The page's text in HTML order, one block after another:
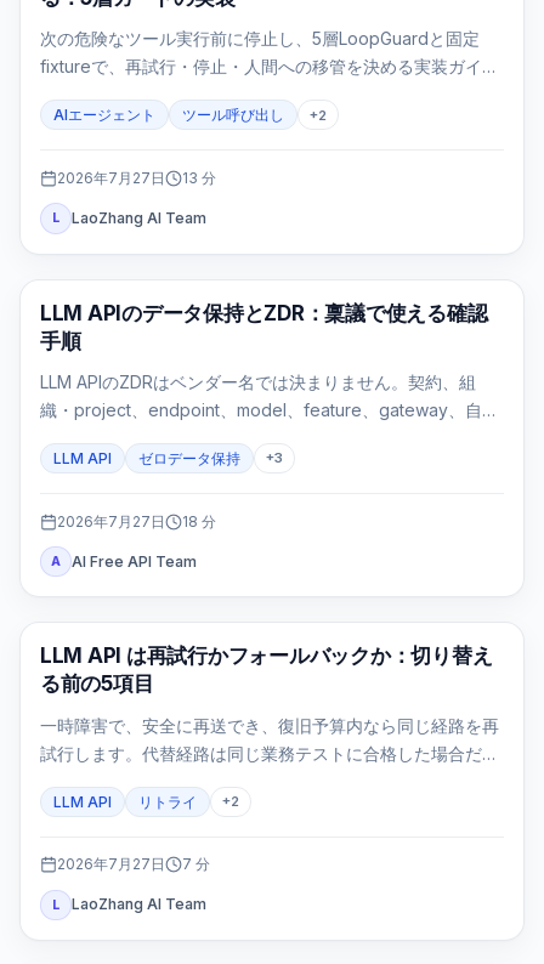
次の危険なツール実行前に停止し、5層LoopGuardと固定
fixtureで、再試行・停止・人間への移管を決める実装ガイ
AIエージェント ツール呼び出し +2
2026年7月27日 13 分
L LaoZhang AI Team
API ガイド
LLM APIのデータ保持とZDR：稟議で使える確認
手順
LLM APIのZDRはベンダー名では決まりません。契約、組
織・project、endpoint、model、feature、gateway、自社
す。
LLM API ゼロデータ保持 +3
2026年7月27日 18 分
A AI Free API Team
API ガイド
LLM API は再試行かフォールバックか：切り替え
る前の5項目
一時障害で、安全に再送でき、復旧予算内なら同じ経路を再
試行します。代替経路は同じ業務テストに合格した場合だけ
LLM API リトライ +2
2026年7月27日 7 分
L LaoZhang AI Team